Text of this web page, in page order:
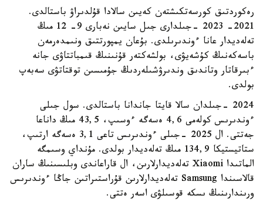
رەكوردتىق كورسەتكىشتەن كەيىن سالادا قۇلدىراۋ باستالدى.
2021- 2023 -جىلدارى جىل سايىن نەبارى 9- 12 مىڭ
تەلەديدار عانا ءوندىرىلدى. بۇعان يمپورتتىق ونىمدەرمەن
باسەكەنىڭ كۇشەيۋى، بولشەكتەر قۇنىنىڭ قىمباتتاۋى جانە
ءبىرقاتار وتاندىق وندىرۋشىلەردىڭ جۇمىسىن توقتاتۋى سەبەپ
بولدى.
2024 -جىلدان سالا قايتا جاندانا باستالدى. سول جىلى
ءوندىرىس كولەمى 4,6 ەسەگە ءوسىپ، 43,5 مىڭ داناعا
جەتتى. ال 2025 -جىلى ءوندىرىس تاعى 3,1 ەسەگە ارتىپ،
ستاتيستيكا 134,9 مىڭ تەلەديدار بولدى. مۇنداي وسىمگە
الماتىدا Xiaomi تەلەديدارلارىن، ال قاراعاندى وبلىسىنىڭ ساران
قالاسىندا Samsung تەلەديدارلارىن قۇراستىراتىن جاڭا ءوندىرىس
ورىندارىنىڭ ىسكە قوسىلۋى اسەر ەتتى.